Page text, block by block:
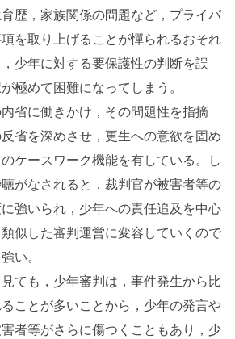
歴，家族関係の問題など，プライバ
を取り上げることが憚られるおそれ
少年に対する要保護性の判断を誤
極めて困難になってしまう。
省に働きかけ，その問題性を指摘
省を深めさせ，更生への意欲を固め
ケースワーク機能を有している。し
がなされると，裁判官が被害者等の
強いられ，少年への責任追及を中心
似した審判運営に変容していくので
い。
ても，少年審判は，事件発生から比
ことが多いことから，少年の発言や
者等がさらに傷つくこともあり，少